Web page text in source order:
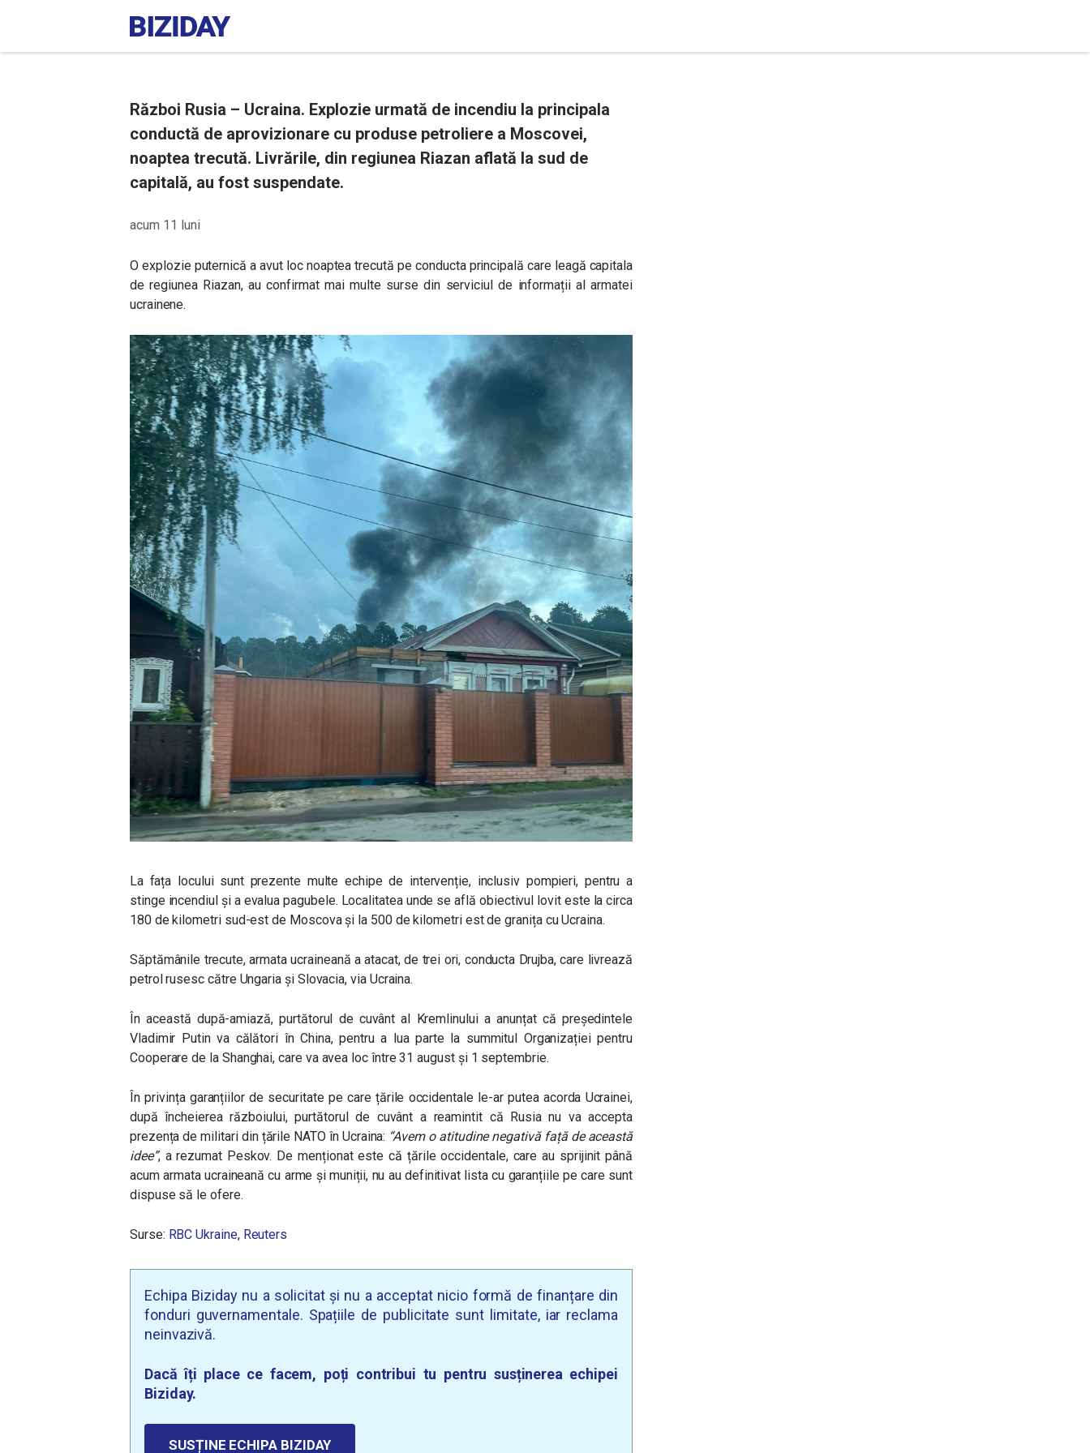
Război Rusia – Ucraina. Explozie urmată de incendiu la principala
conductă de aprovizionare cu produse petroliere a Moscovei,
noaptea trecută. Livrările, din regiunea Riazan aflată la sud de
capitală, au fost suspendate.
acum 11 luni
O explozie puternică a avut loc noaptea trecută pe conducta principală care leagă capitala
de regiunea Riazan, au confirmat mai multe surse din serviciul de informații al armatei
ucrainene.
La fața locului sunt prezente multe echipe de intervenție, inclusiv pompieri, pentru a
stinge incendiul și a evalua pagubele. Localitatea unde se află obiectivul lovit este la circa
180 de kilometri sud-est de Moscova și la 500 de kilometri est de granița cu Ucraina.
Săptămânile trecute, armata ucraineană a atacat, de trei ori, conducta Drujba, care livrează
petrol rusesc către Ungaria și Slovacia, via Ucraina.
În această după-amiază, purtătorul de cuvânt al Kremlinului a anunțat că președintele
Vladimir Putin va călători în China, pentru a lua parte la summitul Organizației pentru
Cooperare de la Shanghai, care va avea loc între 31 august și 1 septembrie.
În privința garanțiilor de securitate pe care țările occidentale le-ar putea acorda Ucrainei,
după încheierea războiului, purtătorul de cuvânt a reamintit că Rusia nu va accepta
prezența de militari din țările NATO în Ucraina: “Avem o atitudine negativă față de această
idee”, a rezumat Peskov. De menționat este că țările occidentale, care au sprijinit până
acum armata ucraineană cu arme și muniții, nu au definitivat lista cu garanțiile pe care sunt
dispuse să le ofere.
Surse: RBC Ukraine, Reuters
Echipa Biziday nu a solicitat și nu a acceptat nicio formă de finanțare din
fonduri guvernamentale. Spațiile de publicitate sunt limitate, iar reclama
neinvazivă.
Dacă îți place ce facem, poți contribui tu pentru susținerea echipei
Biziday.
SUSȚINE ECHIPA BIZIDAY